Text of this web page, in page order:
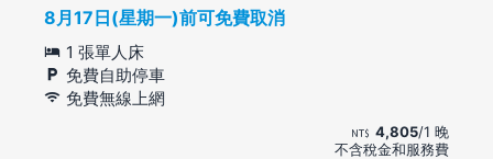
8月17日(星期一)前可免費取消
1 張單人床
免費自助停車
免費無線上網
4,805/1 晚
不含稅金和服務費